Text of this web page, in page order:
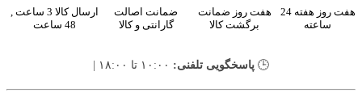
هفت روز هفته 24
ساعته
هفت روز ضمانت
برگشت کالا
ضمانت اصالت
گارانتی و کالا
ارسال کالا 3 ساعت ,
48 ساعت
🕒 پاسخگویی تلفنی: